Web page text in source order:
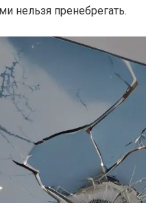
нельзя пренебрегать.